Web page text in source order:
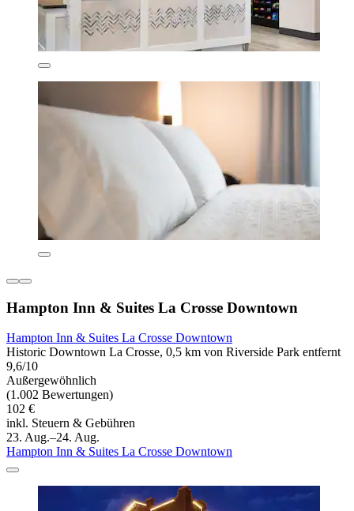
Hampton Inn & Suites La Crosse Downtown
Hampton Inn & Suites La Crosse Downtown
Historic Downtown La Crosse, 0,5 km von Riverside Park entfernt
9,6/10
Außergewöhnlich
(1.002 Bewertungen)
102 €
inkl. Steuern & Gebühren
23. Aug.–24. Aug.
Hampton Inn & Suites La Crosse Downtown